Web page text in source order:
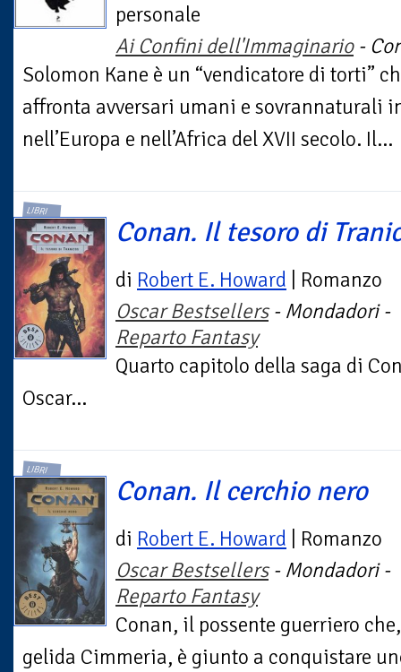
personale
Ai Confini dell'Immaginario-
Solomon Kane è un “vendicatore di torti”
affronta avversari umani e sovrannaturali
nell’Europa e nell’Africa del XVII secolo. Il...
LIBRI
Conan. Il tesoro di
di Robert E. Howard | Romanzo
Oscar Bestsellers- Mondadori -
Reparto Fantasy
Quarto capitolo della saga di
Oscar...
LIBRI
Conan. Il cerchio nero
di Robert E. Howard | Romanzo
Oscar Bestsellers- Mondadori -
Reparto Fantasy
Conan, il possente guerriero
gelida Cimmeria, è giunto a conquistare